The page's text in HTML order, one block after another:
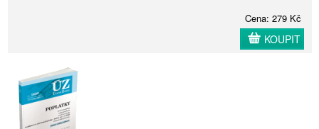
Cena: 279 Kč
KOUPIT